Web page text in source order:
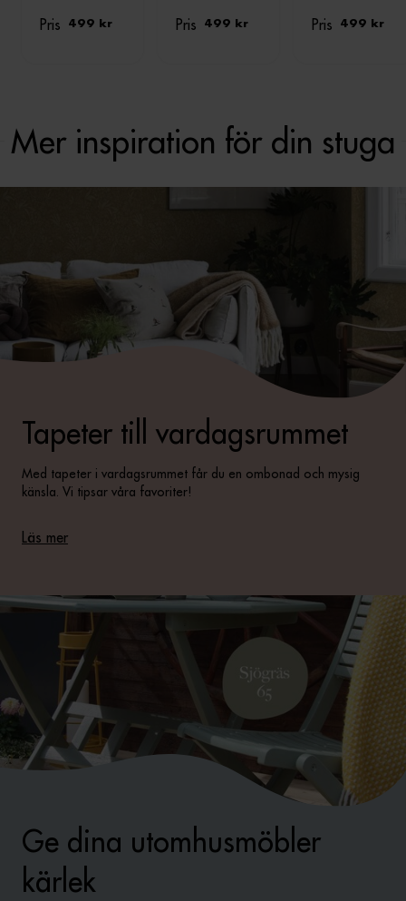
Pris 499 kr Pris 499 kr Pris 499 kr
Mer inspiration för din stuga
Tapeter till vardagsrummet
Med tapeter i vardagsrummet får du en ombonad och mysig
känsla. Vi tipsar våra favoriter!
Läs mer
Ge dina utomhusmöbler
kärlek